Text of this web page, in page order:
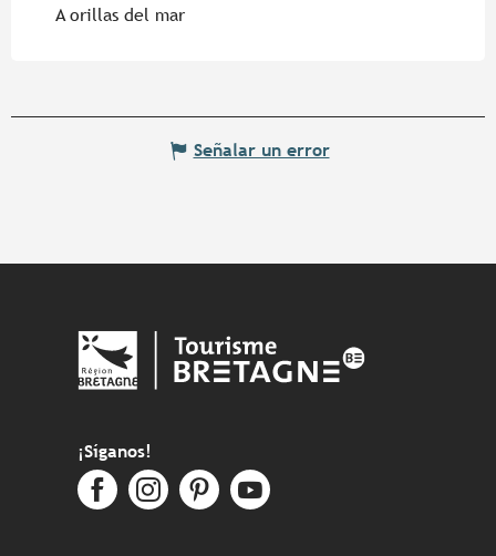
A orillas del mar
Señalar un error
¡Síganos!